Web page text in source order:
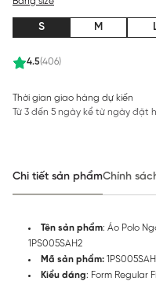
4.5(406)
S M
Thời gian giao hàng dự kiến
Từ 3 đến 5 ngày kể từ ngày đặt
Chi tiết sản phẩmChính
Tên sản phẩm: Áo Polo
1PS005SAH2
Mã sản phẩm:
Kiểu dáng: Form Regular